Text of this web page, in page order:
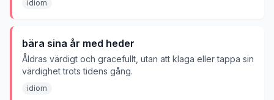
idiom
bära sina år med heder
Åldras värdigt och gracefullt, utan att klaga eller tappa sin
värdighet trots tidens gång.
idiom